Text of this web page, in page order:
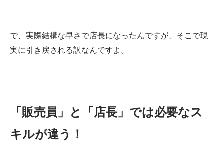
で、実際結構な早さで店長になったんですが、そこで現
実に引き戻される訳なんですよ。
「販売員」と「店長」では必要なス
キルが違う！